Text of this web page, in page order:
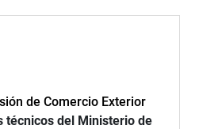
de Comercio Exterior
técnicos del Ministerio de